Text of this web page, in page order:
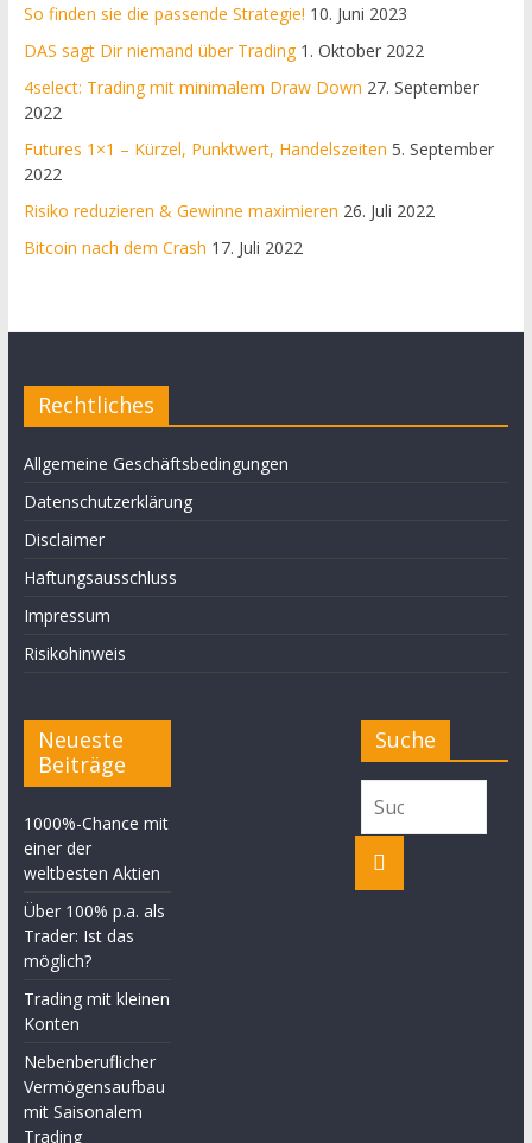
So finden sie die passende Strategie! 10. Juni 2023
DAS sagt Dir niemand über Trading 1. Oktober 2022
4select: Trading mit minimalem Draw Down 27. September
2022
Futures 1×1 – Kürzel, Punktwert, Handelszeiten 5. September
2022
Risiko reduzieren & Gewinne maximieren 26. Juli 2022
Bitcoin nach dem Crash 17. Juli 2022
Rechtliches
Allgemeine Geschäftsbedingungen
Datenschutzerklärung
Disclaimer
Haftungsausschluss
Impressum
Risikohinweis
Neueste
Beiträge
1000%-Chance mit
einer der
weltbesten Aktien
Über 100% p.a. als
Trader: Ist das
möglich?
Trading mit kleinen
Konten
Nebenberuflicher
Vermögensaufbau
mit Saisonalem
Trading
Suche